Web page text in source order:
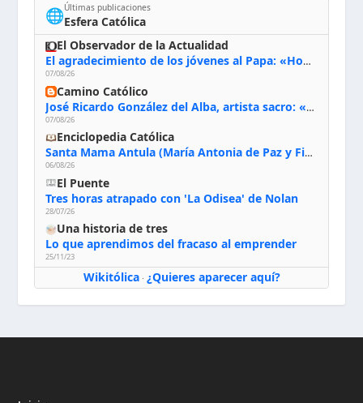
🌐Últimas publicaciones
Esfera Católica
El Observador de la Actualidad
El agradecimiento de los jóvenes al Papa: «Hoy nos sentimos Iglesia»
07/08/26
Camino Católico
José Ricardo González del Alba, artista sacro: «Yo oro, hablo con Dios, le pido al Espíritu Santo su inspiración y siempre pinto rezando el rosario para que sea Él quien actúe a través de mis manos»
07/08/26
Enciclopedia Católica
Santa Mama Antula (María Antonia de Paz y Figueroa)
06/08/26
El Puente
Tres horas atrapado con 'La Odisea' de Nolan
28/07/26
Una historia de tres
Lo que aprendimos del fracaso al emprender
25/11/23
Wikitólica· ¿Quieres aparecer aquí?